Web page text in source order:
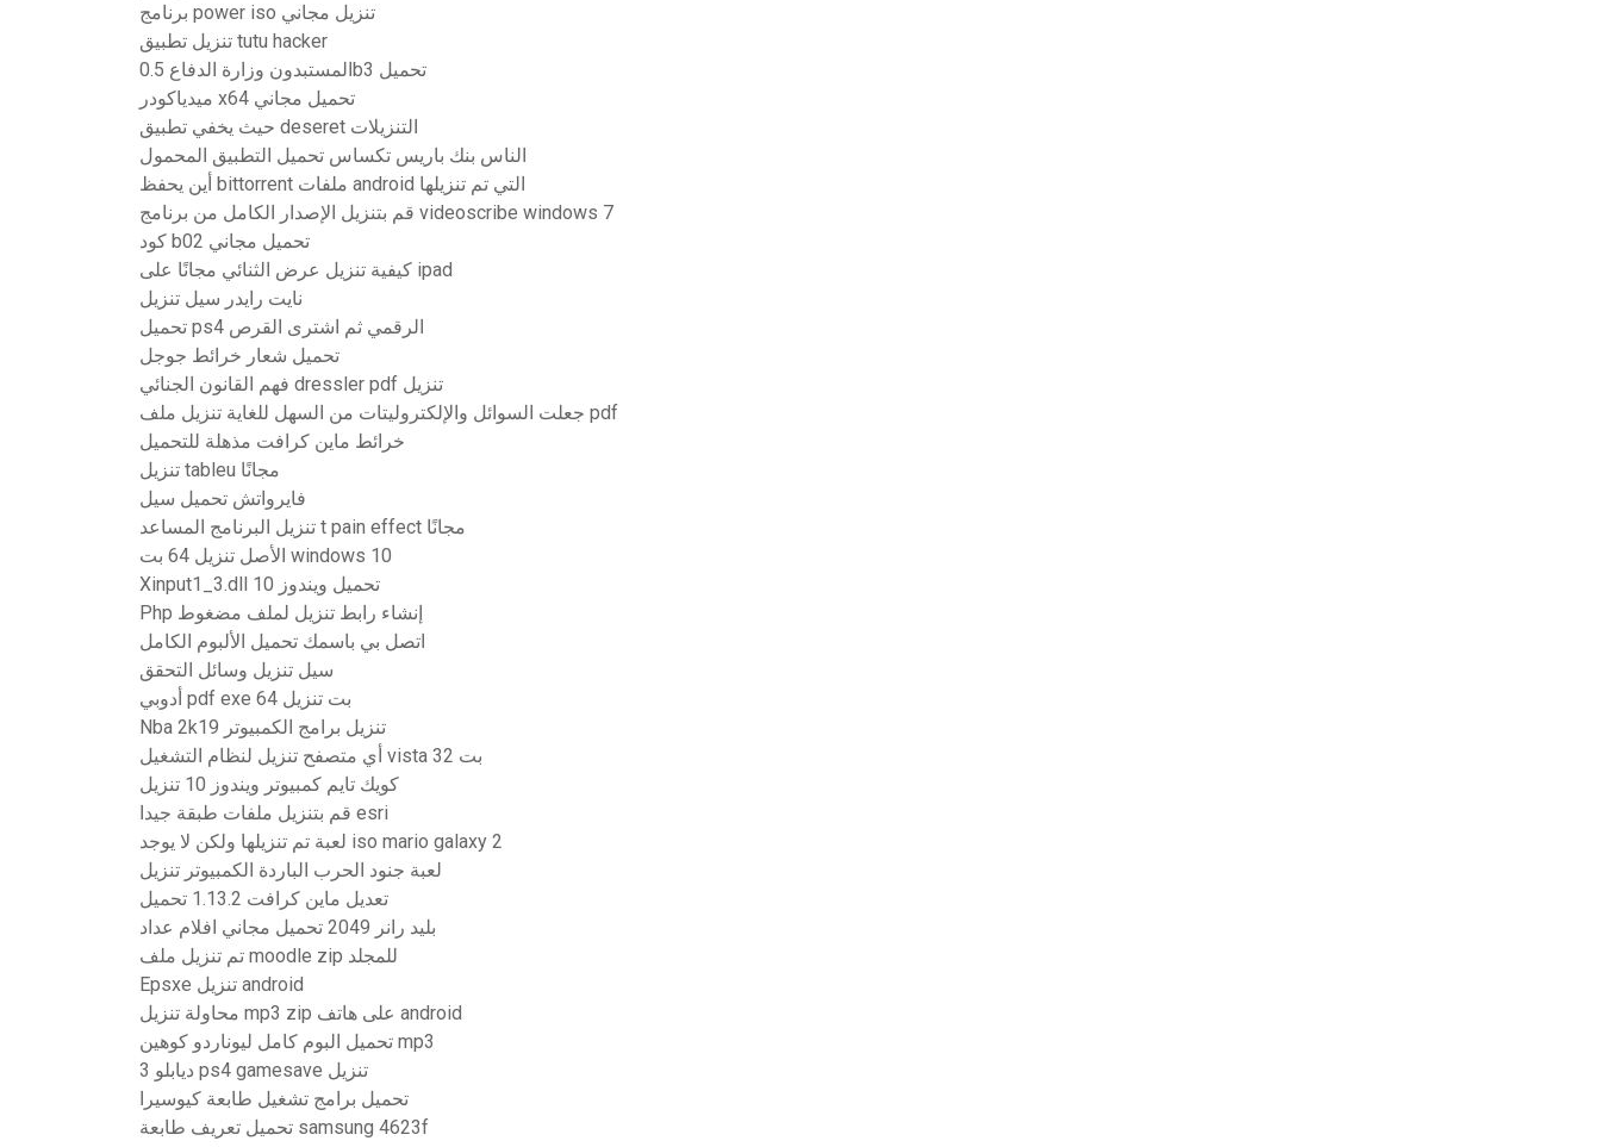
برنامج power iso تنزيل مجاني
تنزيل تطبيق tutu hacker
المستبدون وزارة الدفاع 0.5b3 تحميل
ميدياكودر x64 تحميل مجاني
حيث يخفي تطبيق deseret التنزيلات
الناس بنك باريس تكساس تحميل التطبيق المحمول
أين يحفظ bittorrent ملفات android التي تم تنزيلها
قم بتنزيل الإصدار الكامل من برنامج videoscribe windows 7
كود b02 تحميل مجاني
كيفية تنزيل عرض الثنائي مجانًا على ipad
نايت رايدر سيل تنزيل
تحميل ps4 الرقمي ثم اشترى القرص
تحميل شعار خرائط جوجل
فهم القانون الجنائي dressler pdf تنزيل
جعلت السوائل والإلكتروليتات من السهل للغاية تنزيل ملف pdf
خرائط ماين كرافت مذهلة للتحميل
تنزيل tableu مجانًا
فايرواتش تحميل سيل
تنزيل البرنامج المساعد t pain effect مجانًا
الأصل تنزيل 64 بت windows 10
Xinput1_3.dll تحميل ويندوز 10
Php إنشاء رابط تنزيل لملف مضغوط
اتصل بي باسمك تحميل الألبوم الكامل
سيل تنزيل وسائل التحقق
أدوبي pdf exe 64 بت تنزيل
Nba 2k19 تنزيل برامج الكمبيوتر
أي متصفح تنزيل لنظام التشغيل vista 32 بت
كويك تايم كمبيوتر ويندوز 10 تنزيل
قم بتنزيل ملفات طبقة جيدا esri
لعبة تم تنزيلها ولكن لا يوجد iso mario galaxy 2
لعبة جنود الحرب الباردة الكمبيوتر تنزيل
تعديل ماين كرافت 1.13.2 تحميل
بليد رانر 2049 تحميل مجاني افلام عداد
تم تنزيل ملف moodle zip للمجلد
Epsxe تنزيل android
محاولة تنزيل mp3 zip على هاتف android
تحميل البوم كامل ليوناردو كوهين mp3
ديابلو 3 ps4 gamesave تنزيل
تحميل برامج تشغيل طابعة كيوسيرا
تحميل تعريف طابعة samsung 4623f